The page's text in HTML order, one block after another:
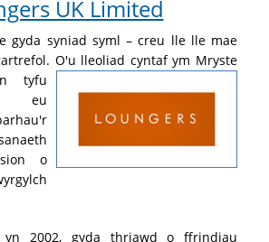
UK Limited
gyda syniad syml – creu lle lle mae
O'u lleoliad cyntaf ym Mryste
tyfu
eu
o
yn 2002, gyda thriawd o ffrindiau